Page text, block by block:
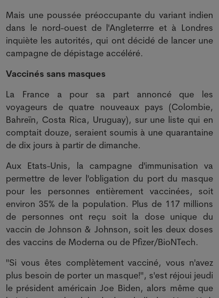
Mais une poussée préoccupante du variant indien
dans le nord-ouest de l'Angleterrre et à Londres
inquiète les autorités, qui ont décidé de lancer une
campagne de dépistage accéléré.
Vaccinés sans masques
La France a pour sa part annoncé que les
voyageurs de quatre nouveaux pays (Colombie,
Bahreïn, Costa Rica, Uruguay), sur une liste qui en
comptait douze, seraient soumis à une quarantaine
de dix jours à partir de dimanche.
Aux Etats-Unis, la campagne d'immunisation va
permettre de lever l'obligation du port du masque
pour les personnes entièrement vaccinées, soit
environ 35% de la population. Plus de 117 millions
de personnes ont reçu soit la dose unique du
vaccin de Johnson & Johnson, soit les deux doses
des vaccins de Moderna ou de Pfizer/BioNTech.
"Si vous êtes complètement vacciné, vous n'avez
plus besoin de porter un masque!", s'est réjoui jeudi
le président américain Joe Biden, alors même que